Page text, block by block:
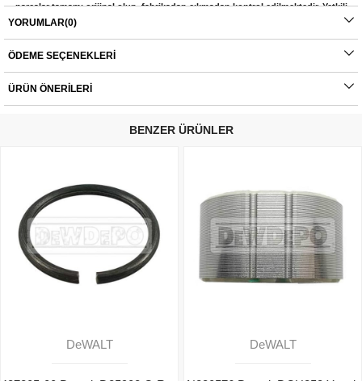
parçalar tamamı orijinal olup, fabrikadan çıkmadan kontrol edilmektedir. Yetkili
servis haricinde yapılan montajlardan kaynaklı sorunlar tamamen müşteriye aittir.
Ürünlerin değişim süreçlerindeki kargo bedelleri müşteriye aittir.
YORUMLAR(0)
ÖDEME SEÇENEKLERI
ÜRÜN ÖNERILERI
BENZER ÜRÜNLER
DeWALT DeWALT